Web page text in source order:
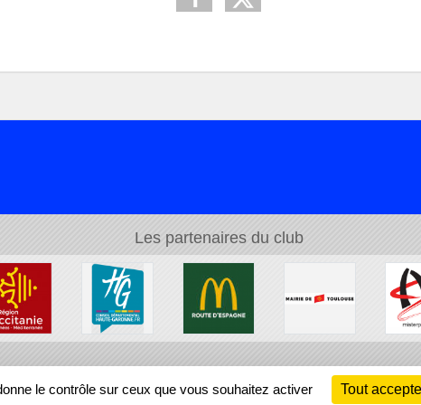
Les partenaires du club
le contrôle sur ceux que vous souhaitez activer Tout